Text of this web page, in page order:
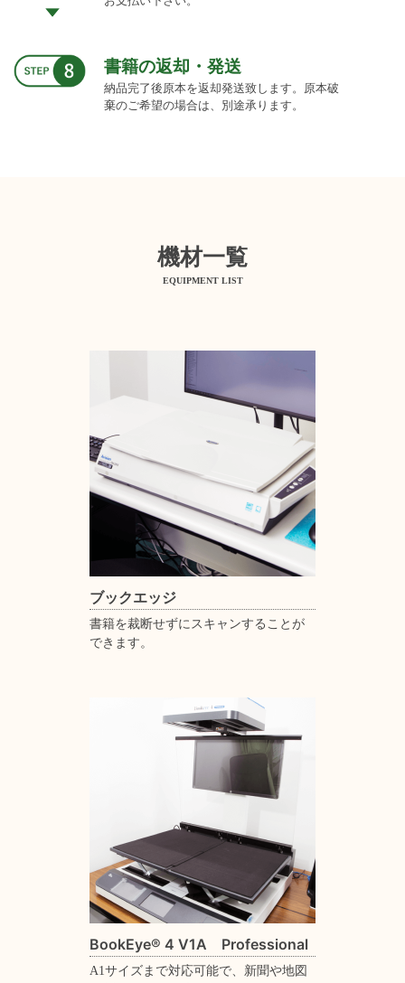
書籍の返却・発送
納品完了後原本を返却発送致します。原本破
棄のご希望の場合は、別途承ります。
機材一覧
EQUIPMENT LIST
ブックエッジ
書籍を裁断せずにスキャンすることが
できます。
BookEye® 4 V1A Professional
A1サイズまで対応可能で、新聞や地図